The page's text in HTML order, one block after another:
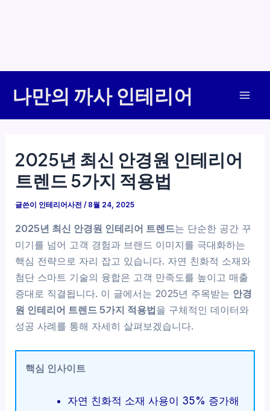
나만의 까사 인테리어
2025년 최신 안경원 인테리어
트렌드 5가지 적용법
글쓴이 인테리어사전/ 8월 24, 2025
2025년 최신 안경원 인테리어 트렌드는 단순한 공간 꾸
미기를 넘어 고객 경험과 브랜드 이미지를 극대화하는
핵심 전략으로 자리 잡고 있습니다. 자연 친화적 소재와
첨단 스마트 기술의 융합은 고객 만족도를 높이고 매출
증대로 직결됩니다. 이 글에서는 2025년 주목받는 안경
원 인테리어 트렌드 5가지 적용법을 구체적인 데이터와
성공 사례를 통해 자세히 살펴보겠습니다.
핵심 인사이트
자연 친화적 소재 사용이 35% 증가해